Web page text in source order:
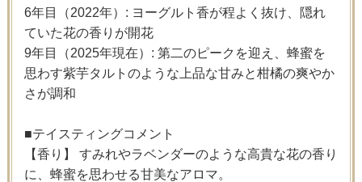
6年目（2022年）: ヨーグルト香が程よく抜け、隠れ
ていた花の香りが開花
9年目（2025年現在）: 第二のピークを迎え、蜂蜜を
思わす紫芋タルトのような上品な甘みと柑橘の爽やか
さが調和
■テイスティングコメント
【香り】 すみれやラベンダーのような高貴な花の香り
に、蜂蜜を思わせる甘美なアロマ。